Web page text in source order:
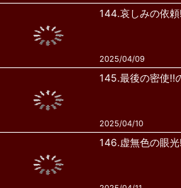
144.哀しみの依
2025/04/09
145.最後の密使!!
2025/04/10
146.虚無色の眼